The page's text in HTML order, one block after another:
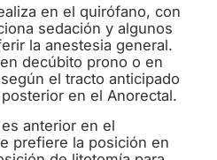
en el quirófano, con
sedación y algunos
la anestesia general.
decúbito prono o en
el tracto anticipado
en el Anorectal.
anterior en el
prefiere la posición en